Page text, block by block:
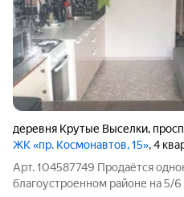
деревня Крутые Выселки,
ЖК «пр. Космонавтов, 15», 4
Арт. 104587749 Продаётся
благоустроенном районе на 5/